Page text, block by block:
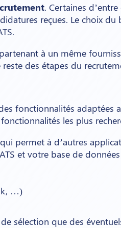
. Certaines
reçues. Le choix
à un même
des étapes du
fonctionnalités
les plus
qui permet à d’autres
et votre base de
…)
sélection que des